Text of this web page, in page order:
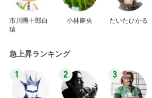
市川團十郎白
猿
小林麻央 だいたひかる
急上昇ランキング
1 2 3